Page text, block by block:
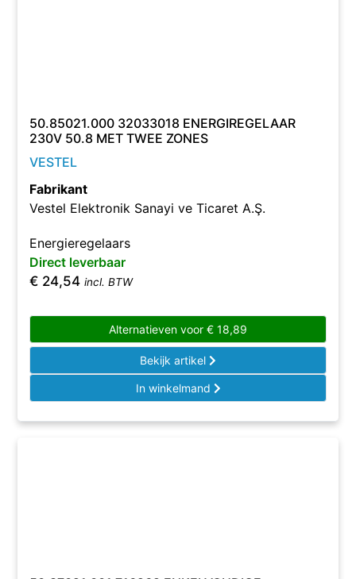
50.85021.000 32033018 ENERGIREGELAAR
230V 50.8 MET TWEE ZONES
VESTEL
Fabrikant
Vestel Elektronik Sanayi ve Ticaret A.Ş.
Energieregelaars
Direct leverbaar
€ 24,54 incl. BTW
Alternatieven voor € 18,89
Bekijk artikel
In winkelmand